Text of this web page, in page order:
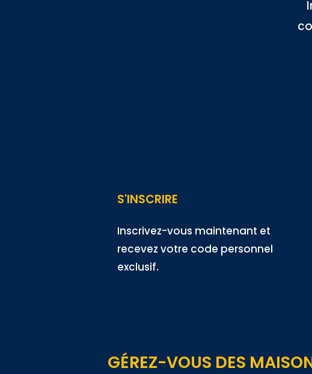
S'INSCRIRE
Inscrivez-vous maintenant et
recevez votre code personnel
exclusif.
GÉREZ-VOUS DES